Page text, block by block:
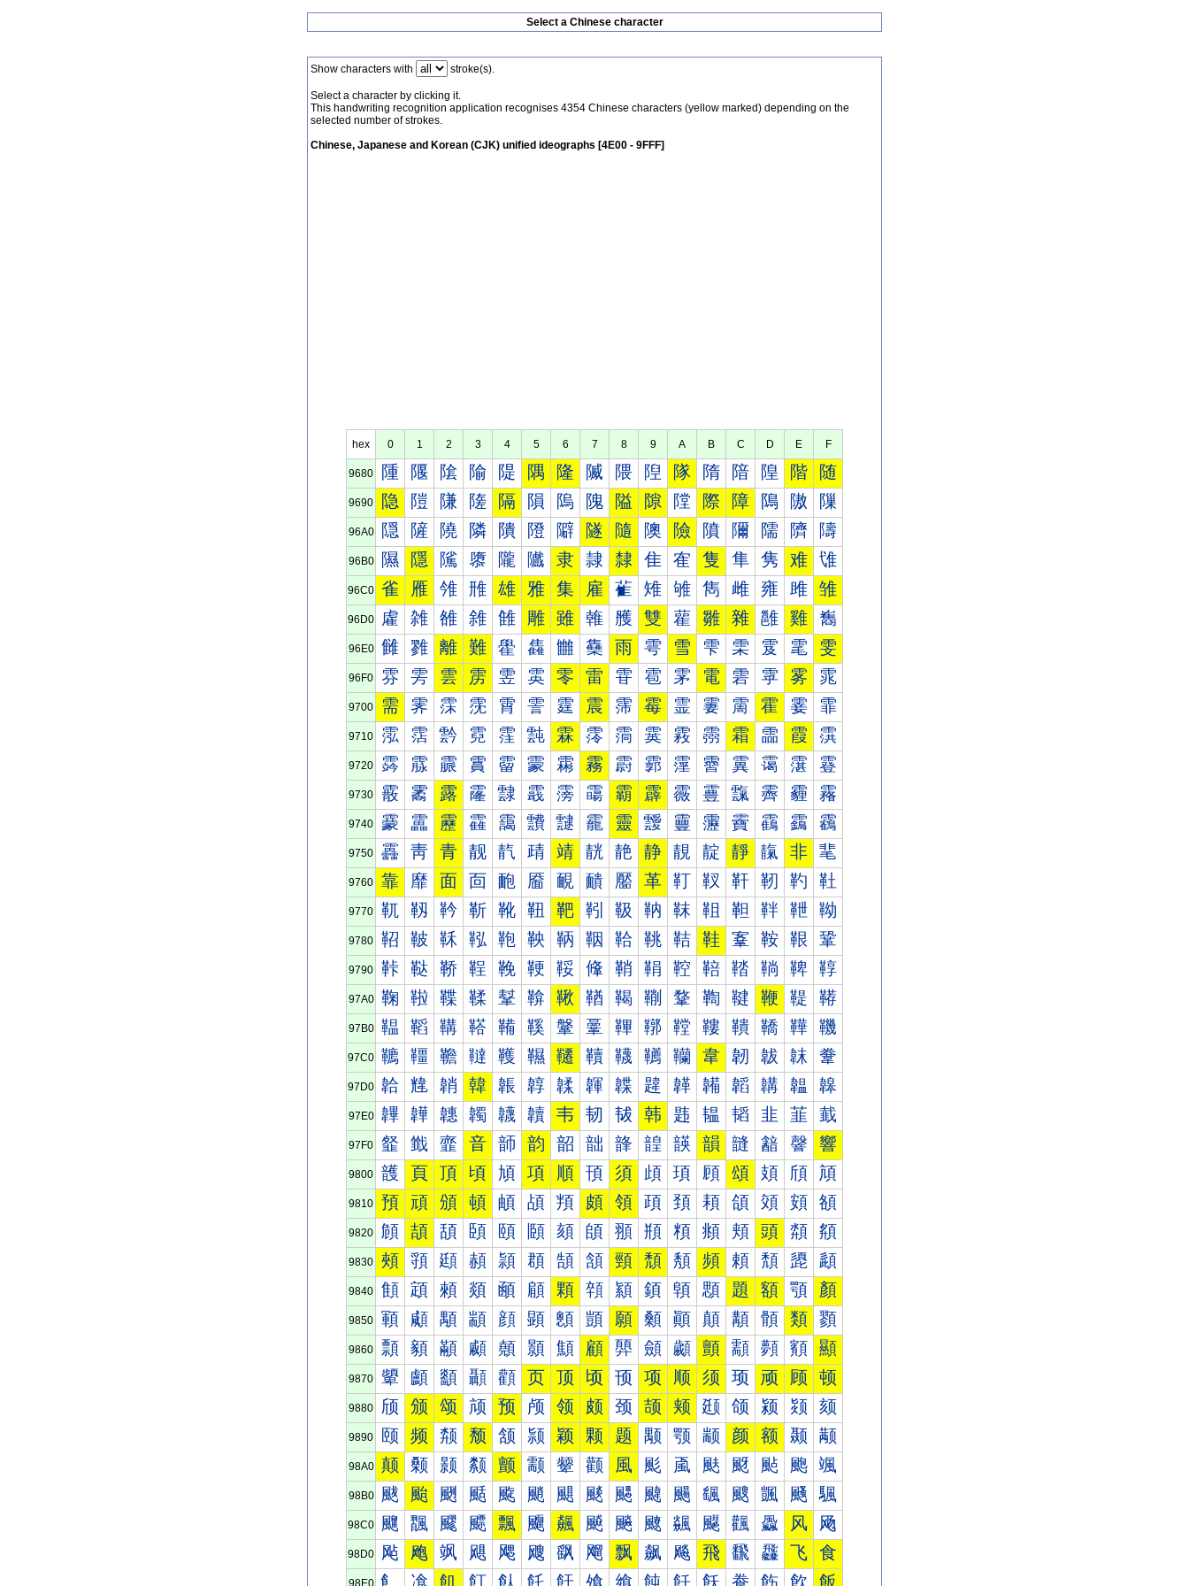
Select a Chinese character
Show characters with stroke(s).
Select a character by clicking it.
This handwriting recognition application recognises 4354 Chinese characters (yellow marked) depending on the
selected number of strokes.
Chinese, Japanese and Korean (CJK) unified ideographs [4E00 - 9FFF]
hex 0 1 2 3 4 5 6 7 8 9 A B C D E F
9680 隀 隁 隂 隃 隄 隅 隆 隇 隈 隉 隊 隋 隌 隍 階 随
9690 隐 隑 隒 隓 隔 隕 隖 隗 隘 隙 隚 際 障 隝 隞 隟
96A0 隠 隡 隢 隣 隤 隥 隦 隧 隨 隩 險 隫 隬 隭 隮 隯
96B0 隰 隱 隲 隳 隴 隵 隶 隷 隸 隹 隺 隻 隼 隽 难 隿
96C0 雀 雁 雂 雃 雄 雅 集 雇 雈 雉 雊 雋 雌 雍 雎 雏
96D0 雐 雑 雒 雓 雔 雕 雖 雗 雘 雙 雚 雛 雜 雝 雞 雟
96E0 雠 雡 離 難 雤 雥 雦 雧 雨 雩 雪 雫 雬 雭 雮 雯
96F0 雰 雱 雲 雳 雴 雵 零 雷 雸 雹 雺 電 雼 雽 雾 雿
9700 需 霁 霂 霃 霄 霅 霆 震 霈 霉 霊 霋 霌 霍 霎 霏
9710 霐 霑 霒 霓 霔 霕 霖 霗 霘 霙 霚 霛 霜 霝 霞 霟
9720 霠 霡 霢 霣 霤 霥 霦 霧 霨 霩 霪 霫 霬 霭 霮 霯
9730 霰 霱 露 霳 霴 霵 霶 霷 霸 霹 霺 霻 霼 霽 霾 霿
9740 靀 靁 靂 靃 靄 靅 靆 靇 靈 靉 靊 靋 靌 靍 靎 靏
9750 靐 靑 青 靓 靔 靕 靖 靗 靘 静 靚 靛 靜 靝 非 靟
9760 靠 靡 面 靣 靤 靥 靦 靧 靨 革 靪 靫 靬 靭 靮 靯
9770 靰 靱 靲 靳 靴 靵 靶 靷 靸 靹 靺 靻 靼 靽 靾 靿
9780 鞀 鞁 鞂 鞃 鞄 鞅 鞆 鞇 鞈 鞉 鞊 鞋 鞌 鞍 鞎 鞏
9790 鞐 鞑 鞒 鞓 鞔 鞕 鞖 鞗 鞘 鞙 鞚 鞛 鞜 鞝 鞞 鞟
97A0 鞠 鞡 鞢 鞣 鞤 鞥 鞦 鞧 鞨 鞩 鞪 鞫 鞬 鞭 鞮 鞯
97B0 鞰 鞱 鞲 鞳 鞴 鞵 鞶 鞷 鞸 鞹 鞺 鞻 鞼 鞽 鞾 鞿
97C0 韀 韁 韂 韃 韄 韅 韆 韇 韈 韉 韊 韋 韌 韍 韎 韏
97D0 韐 韑 韒 韓 韔 韕 韖 韗 韘 韙 韚 韛 韜 韝 韞 韟
97E0 韠 韡 韢 韣 韤 韥 韦 韧 韨 韩 韪 韫 韬 韭 韮 韯
97F0 韰 韱 韲 音 韴 韵 韶 韷 韸 韹 韺 韻 韼 韽 韾 響
9800 頀 頁 頂 頃 頄 項 順 頇 須 頉 頊 頋 頌 頍 頎 頏
9810 預 頑 頒 頓 頔 頕 頖 頗 領 頙 頚 頛 頜 頝 頞 頟
9820 頠 頡 頢 頣 頤 頥 頦 頧 頨 頩 頪 頫 頬 頭 頮 頯
9830 頰 頱 頲 頳 頴 頵 頶 頷 頸 頹 頺 頻 頼 頽 頾 頿
9840 顀 顁 顂 顃 顄 顅 顆 顇 顈 顉 顊 顋 題 額 顎 顏
9850 顐 顑 顒 顓 顔 顕 顖 顗 願 顙 顚 顛 顜 顝 類 顟
9860 顠 顡 顢 顣 顤 顥 顦 顧 顨 顩 顪 顫 顬 顭 顮 顯
9870 顰 顱 顲 顳 顴 页 顶 顷 顸 项 顺 须 顼 顽 顾 顿
9880 颀 颁 颂 颃 预 颅 领 颇 颈 颉 颊 颋 颌 颍 颎 颏
9890 颐 频 颒 颓 颔 颕 颖 颗 题 颙 颚 颛 颜 额 颞 颟
98A0 颠 颡 颢 颣 颤 颥 颦 颧 風 颩 颪 颫 颬 颭 颮 颯
98B0 颰 颱 颲 颳 颴 颵 颶 颷 颸 颹 颺 颻 颼 颽 颾 颿
98C0 飀 飁 飂 飃 飄 飅 飆 飇 飈 飉 飊 飋 飌 飍 风 飏
98D0 飐 飑 飒 飓 飔 飕 飖 飗 飘 飙 飚 飛 飜 飝 飞 食
98E0 飠 飡 飢 飣 飤 飥 飦 飧 飨 飩 飪 飫 飬 飭 飮 飯